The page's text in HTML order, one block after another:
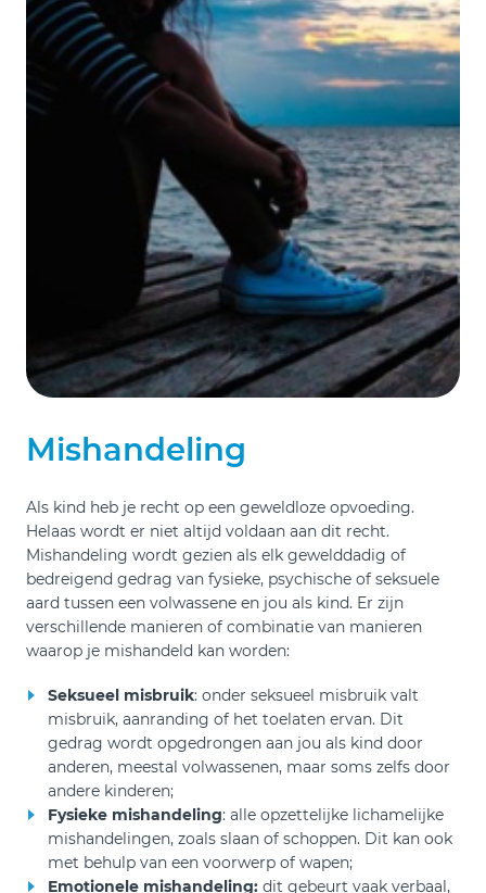
Mishandeling
Als kind heb je recht op een geweldloze opvoeding.
Helaas wordt er niet altijd voldaan aan dit recht.
Mishandeling wordt gezien als elk gewelddadig of
bedreigend gedrag van fysieke, psychische of seksuele
aard tussen een volwassene en jou als kind. Er zijn
verschillende manieren of combinatie van manieren
waarop je mishandeld kan worden:
Seksueel misbruik: onder seksueel misbruik valt
misbruik, aanranding of het toelaten ervan. Dit
gedrag wordt opgedrongen aan jou als kind door
anderen, meestal volwassenen, maar soms zelfs door
andere kinderen;
Fysieke mishandeling: alle opzettelijke lichamelijke
mishandelingen, zoals slaan of schoppen. Dit kan ook
met behulp van een voorwerp of wapen;
Emotionele mishandeling: dit gebeurt vaak verbaal,